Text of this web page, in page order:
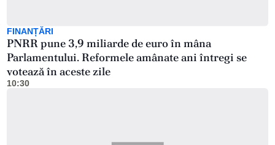
FINANȚĂRI
PNRR pune 3,9 miliarde de euro în mâna
Parlamentului. Reformele amânate ani întregi se
votează în aceste zile
10:30